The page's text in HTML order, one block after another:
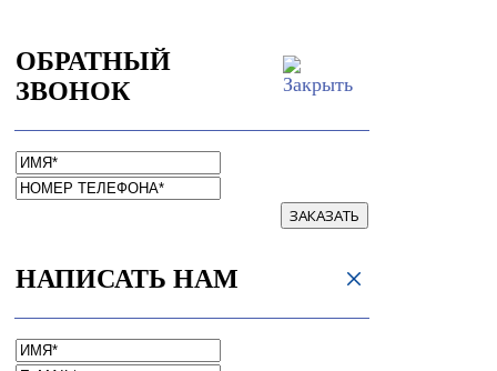
ОБРАТНЫЙ
ЗВОНОК
ЗАКАЗАТЬ
НАПИСАТЬ НАМ